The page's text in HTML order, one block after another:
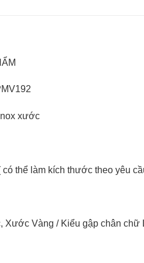
xước
thể làm kích thước theo yêu
Xước Vàng / Kiểu gập chân chữ